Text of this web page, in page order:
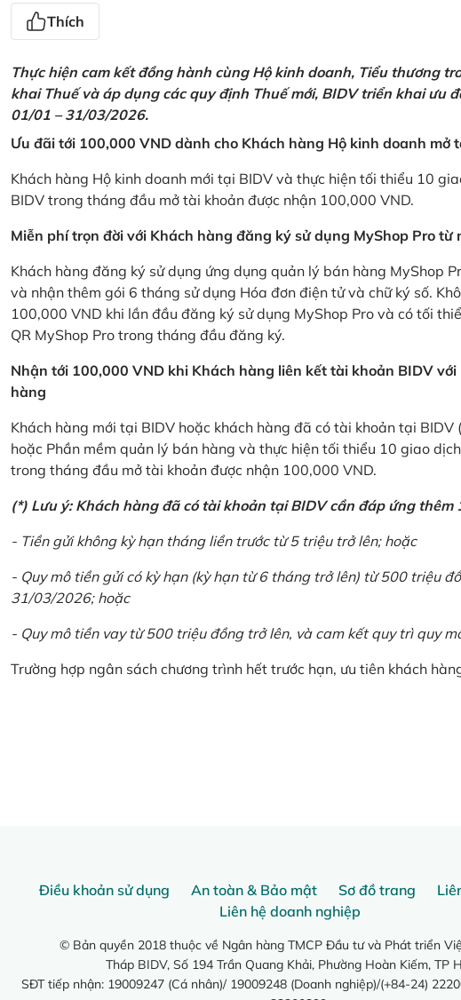
Thích
Thực hiện cam kết đồng hành cùng Hộ kinh doanh, Tiểu thương
khai Thuế và áp dụng các quy định Thuế mới, BIDV triển khai ưu
01/01 – 31/03/2026.
Ưu đãi tới 100,000 VND dành cho Khách hàng Hộ kinh doanh mở
Khách hàng Hộ kinh doanh mới tại BIDV và thực hiện tối thiểu 10
BIDV trong tháng đầu mở tài khoản được nhận 100,000 VND.
Miễn phí trọn đời với Khách hàng đăng ký sử dụng MyShop Pro từ
Khách hàng đăng ký sử dụng ứng dụng quản lý bán hàng MyShop
và nhận thêm gói 6 tháng sử dụng Hóa đơn điện tử và chữ ký số.
100,000 VND khi lần đầu đăng ký sử dụng MyShop Pro và có tối
QR MyShop Pro trong tháng đầu đăng ký.
Nhận tới 100,000 VND khi Khách hàng liên kết tài khoản BIDV
hàng
Khách hàng mới tại BIDV hoặc khách hàng đã có tài khoản tại
hoặc Phần mềm quản lý bán hàng và thực hiện tối thiểu 10 giao
trong tháng đầu mở tài khoản được nhận 100,000 VND.
(*) Lưu ý: Khách hàng đã có tài khoản tại BIDV cần đáp ứng
- Tiền gửi không kỳ hạn tháng liền trước từ 5 triệu trở lên; hoặc
- Quy mô tiền gửi có kỳ hạn (kỳ hạn từ 6 tháng trở lên) từ 500 triệu
31/03/2026; hoặc
- Quy mô tiền vay từ 500 triệu đồng trở lên, và cam kết quy trì quy
Trường hợp ngân sách chương trình hết trước hạn, ưu tiên khách
Điều khoản sử dụng An toàn & Bảo mật Sơ đồ trang
Liên hệ doanh nghiệp
© Bản quyền 2018 thuộc về Ngân hàng TMCP Đầu tư và Phát triển
Tháp BIDV, Số 194 Trần Quang Khải, Phường Hoàn Kiếm, TP
SĐT tiếp nhận: 19009247 (Cá nhân)/ 19009248 (Doanh nghiệp)/(+84-24)